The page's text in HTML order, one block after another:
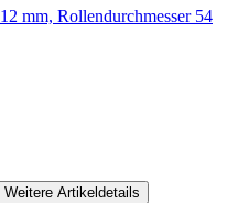
Weitere Artikeldetails